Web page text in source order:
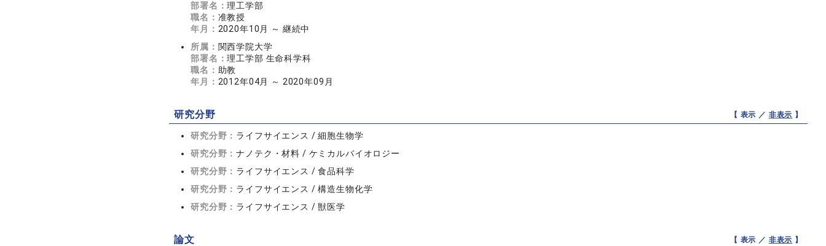
部署名：理工学部
職名： 准教授
年月： 2020年10月 ～ 継続中
所属： 関西学院大学
部署名：理工学部 生命科学科
職名： 助教
年月： 2012年04月 ～ 2020年09月
研究分野 【 表示 ／ 非表示 】
研究分野： ライフサイエンス / 細胞生物学
研究分野：ナノテク・材料 / ケミカルバイオロジー
研究分野： ライフサイエンス / 食品科学
研究分野： ライフサイエンス / 構造生物化学
研究分野： ライフサイエンス / 獣医学
論文 【 表示 ／ 非表示 】